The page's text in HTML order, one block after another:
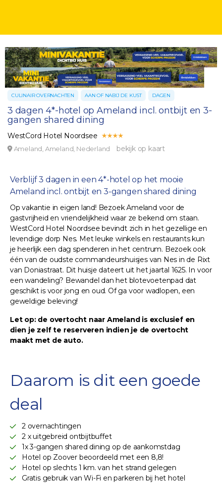
CULINAIR OVERNACHTEN AAN OF NABIJ DE KUST DAGEN
3 dagen 4*-hotel op Ameland incl. ontbijt en 3-
gangen shared dining
WestCord Hotel Noordsee
Ameland, Ameland, Nederland bekijk op kaart
Verblijf 3 dagen in een 4*-hotel op het mooie
Ameland incl. ontbijt en 3-gangen shared dining
Op vakantie in eigen land! Bezoek Ameland voor de
gastvrijheid en vriendelijkheid waar ze bekend om staan.
WestCord Hotel Noordsee bevindt zich in het gezellige en
levendige dorp Nes. Met leuke winkels en restaurants kun
je heerlijk een dag spenderen in het centrum. Bezoek ook
één van de oudste commandeurshuisjes van Nes in de Rixt
van Doniastraat. Dit huisje dateert uit het jaartal 1625. In voor
een wandeling? Bewandel dan het blotevoetenpad dat
geschikt is voor jong en oud. Of ga voor wadlopen, een
geweldige beleving!
Let op: de overtocht naar Ameland is exclusief en
dien je zelf te reserveren indien je de overtocht
maakt met de auto.
Daarom is dit een goede
deal
2 overnachtingen
2 x uitgebreid ontbijtbuffet
1x 3-gangen shared dining op de aankomstdag
Hotel op Zoover beoordeeld met een 8,8!
Hotel op slechts 1 km. van het strand gelegen
Gratis gebruik van Wi-Fi en parkeren bij het hotel